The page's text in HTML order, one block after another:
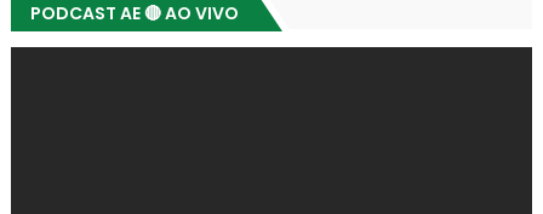
PODCAST AE 🔴 AO VIVO